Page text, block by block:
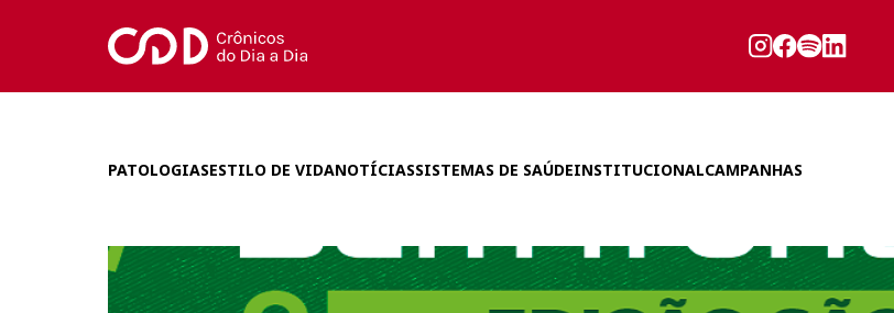
PATOLOGIASESTILO DE VIDANOTÍCIASSISTEMAS DE SAÚDEINSTITUCIONALCAMPANHAS